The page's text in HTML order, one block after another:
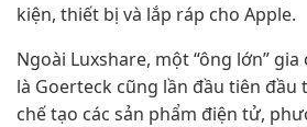
kiện, thiết bị và lắp ráp cho Apple.
Ngoài Luxshare, một “ông lớn”
là Goerteck cũng lần đầu tiên đầu
chế tạo các sản phẩm điện tử,